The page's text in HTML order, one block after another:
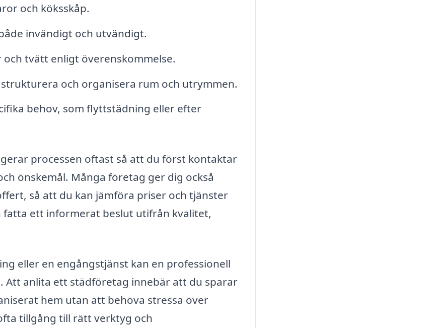
och köksskåp.
invändigt och utvändigt.
tvätt enligt överenskommelse.
och organisera rum och utrymmen.
behov, som flyttstädning eller efter
processen oftast så att du först kontaktar
önskemål. Många företag ger dig också
så att du kan jämföra priser och tjänster
ett informerat beslut utifrån kvalitet,
eller en engångstjänst kan en professionell
Att anlita ett städföretag innebär att du sparar
hem utan att behöva stressa över
tillgång till rätt verktyg och